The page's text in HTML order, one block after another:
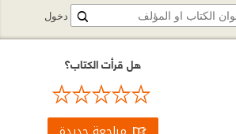
هل قرأت الكتاب؟
دخول